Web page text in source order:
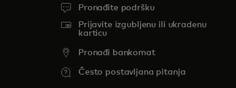
Pronađite podršku
Prijavite izgubljenu ili ukradenu
karticu
Pronađi bankomat
Često postavljana pitanja